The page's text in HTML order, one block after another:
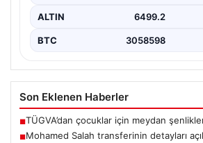
ALTIN 6499.2
BTC 3058598
Son Eklenen Haberler
■TÜGVA’dan çocuklar için meydan
■Mohamed Salah transferinin detayları